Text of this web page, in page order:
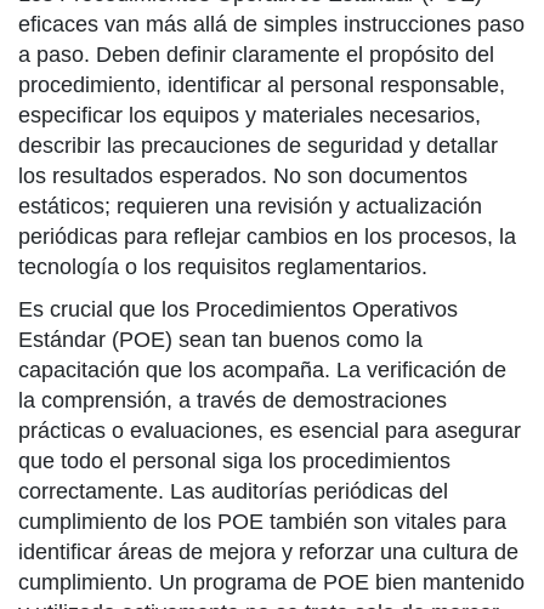
eficaces van más allá de simples instrucciones paso
a paso. Deben definir claramente el propósito del
procedimiento, identificar al personal responsable,
especificar los equipos y materiales necesarios,
describir las precauciones de seguridad y detallar
los resultados esperados. No son documentos
estáticos; requieren una revisión y actualización
periódicas para reflejar cambios en los procesos, la
tecnología o los requisitos reglamentarios.
Es crucial que los Procedimientos Operativos
Estándar (POE) sean tan buenos como la
capacitación que los acompaña. La verificación de
la comprensión, a través de demostraciones
prácticas o evaluaciones, es esencial para asegurar
que todo el personal siga los procedimientos
correctamente. Las auditorías periódicas del
cumplimiento de los POE también son vitales para
identificar áreas de mejora y reforzar una cultura de
cumplimiento. Un programa de POE bien mantenido